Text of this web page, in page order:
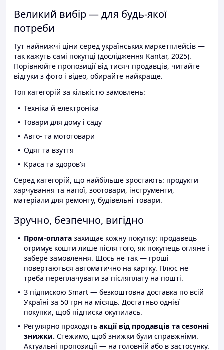
Великий вибір — для будь-якої
потреби
Тут найнижчі ціни серед українських маркетплейсів —
так кажуть самі покупці (дослідження Kantar, 2025).
Порівнюйте пропозиції від тисяч продавців, читайте
відгуки з фото і відео, обирайте найкраще.
Топ категорій за кількістю замовлень:
Техніка й електроніка
Товари для дому і саду
Авто- та мототовари
Одяг та взуття
Краса та здоров'я
Серед категорій, що найбільше зростають: продукти
харчування та напої, зоотовари, інструменти,
матеріали для ремонту, будівельні товари.
Зручно, безпечно, вигідно
Пром-оплата захищає кожну покупку: продавець
отримує кошти лише після того, як покупець огляне і
забере замовлення. Щось не так — гроші
повертаються автоматично на картку. Плюс не
треба переплачувати за післяплату на пошті.
З підпискою Smart — безкоштовна доставка по всій
Україні за 50 грн на місяць. Достатньо однієї
покупки, щоб підписка окупилась.
Регулярно проходять акції від продавців та сезонні
знижки. Стежимо, щоб знижки були справжніми.
Актуальні пропозиції — на головній або в застосунку.